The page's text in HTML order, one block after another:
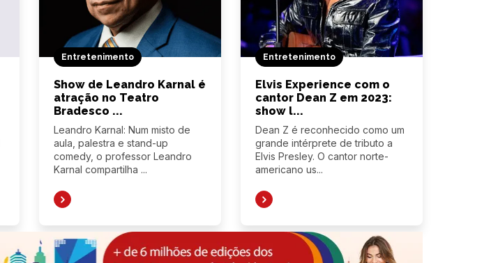
Entretenimento
Show de Leandro Karnal é
atração no Teatro
Bradesco ...
Leandro Karnal: Num misto de
aula, palestra e stand-up
comedy, o professor Leandro
Karnal compartilha ...
Entretenimento
Elvis Experience com o
cantor Dean Z em 2023:
show l...
Dean Z é reconhecido como um
grande intérprete de tributo a
Elvis Presley. O cantor norte-
americano us...